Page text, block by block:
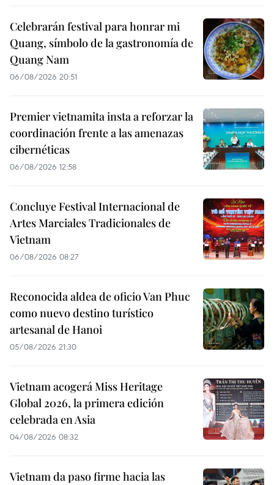
Celebrarán festival para honrar mi
Quang, símbolo de la gastronomía de
Quang Nam
06/08/2026 20:51
Premier vietnamita insta a reforzar la
coordinación frente a las amenazas
cibernéticas
06/08/2026 12:58
Concluye Festival Internacional de
Artes Marciales Tradicionales de
Vietnam
06/08/2026 08:27
Reconocida aldea de oficio Van Phuc
como nuevo destino turístico
artesanal de Hanoi
05/08/2026 21:30
Vietnam acogerá Miss Heritage
Global 2026, la primera edición
celebrada en Asia
04/08/2026 08:32
Vietnam da paso firme hacia las